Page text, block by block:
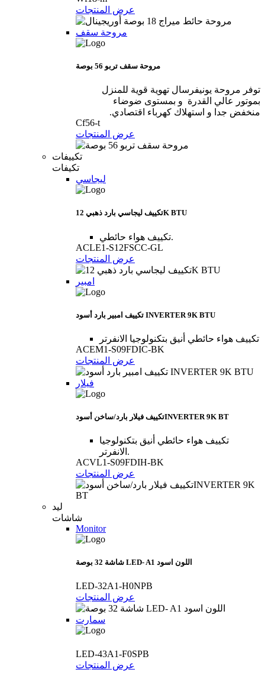
عرض المنتجات
مروحة سقف
مروحة سقف تربو 56 بوصة
توفر مروحة يونيفرسال تهوية قوية للمنزل
بموتور عالي القدرة و بمستوى ضوضاء
منخفض جدا و استهلاك كهرباء اقتصادي.
Cf56-t
عرض المنتجات
تكييفات
تكيفات
ليجاسي
تكييف ليجاسي بارد ذهبي 12K BTU
تكييف هواء حائطي.
ACLE1-S12FSCC-GL
عرض المنتجات
امبير
تكييف امبير بارد أسود INVERTER 9K BTU
تكييف هواء حائطي أنيق بتكنولوجيا الانفرتر
ACEM1-S09FDIC-BK
عرض المنتجات
فيلار
تكييف فيلار بارد/ساخن أسودINVERTER 9K BT
تكييف هواء حائطي أنيق بتكنولوجيا
الانفرتر.
ACVL1-S09FDIH-BK
عرض المنتجات
ليد
شاشات
Monitor
شاشة 32 بوصة LED- A1 اللون اسود
LED-32A1-H0NPB
عرض المنتجات
سمارت
LED-43A1-F0SPB
عرض المنتجات